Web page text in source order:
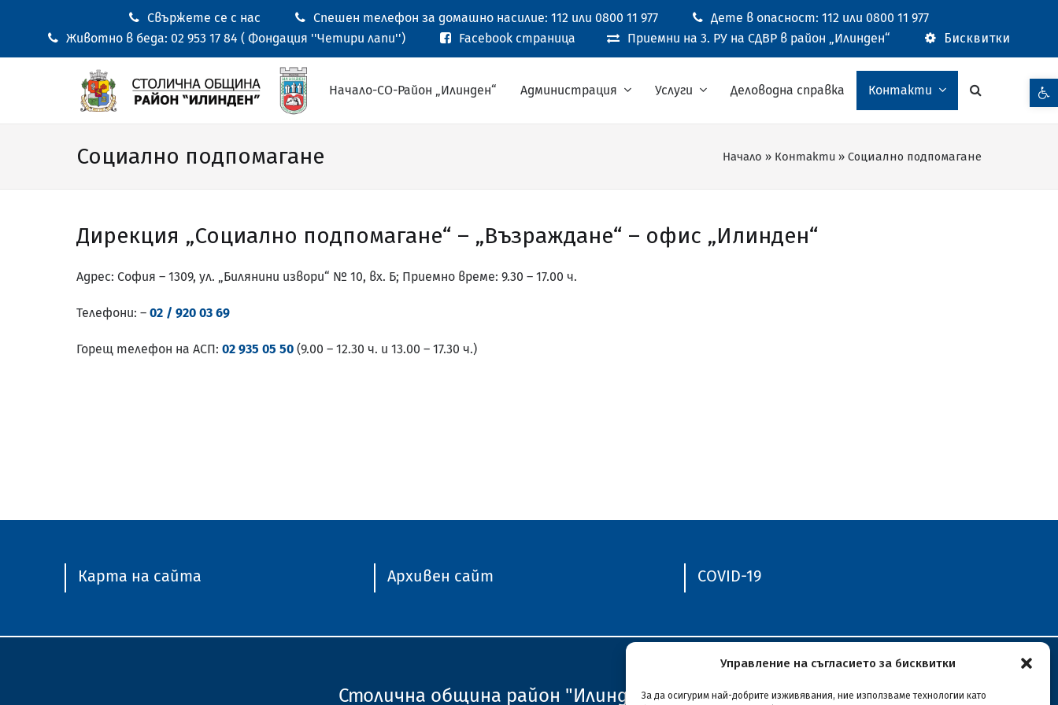
Управление на съгласието за бисквитки
За да осигурим най-добрите изживявания, ние използваме технологии като
Свържете се с нас Спешен телефон за домашно насилие: 112 или 0800 11 977
Дете в опасност: 112 или 0800 11 977
Животно в беда: 02 953 17 84 ( Фондация ''Четири лапи'')
Facebook страница Приемни на 3. РУ на СДВР в район „Илинден“ Бисквитки
Начало-СО-Район „Илинден“ Администрация Услуги Деловодна справка Контакти
Социално подпомагане Начало » Контакти » Социално подпомагане
Дирекция „Социално подпомагане“ – „Възраждане“ – офис „Илинден“
Адрес: София – 1309, ул. „Билянини извори“ № 10, вх. Б; Приемно време: 9.30 – 17.00 ч.
Телефони: – 02 / 920 03 69
Горещ телефон на АСП: 02 935 05 50 (9.00 – 12.30 ч. и 13.00 – 17.30 ч.)
Карта на сайта Архивен сайт COVID-19
Столична община район "Илинден"© 2026